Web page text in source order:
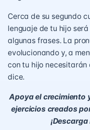
Cerca de su segundo
lenguaje de tu hijo será
algunas frases. La
evolucionando y, a
con tu hijo
dice.
Apoya el crecimiento
ejercicios creados